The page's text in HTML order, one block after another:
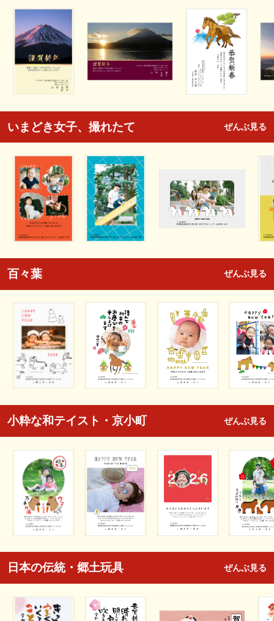
いまどき女子、撮れたて ぜんぶ見る
百々葉 ぜんぶ見る
小粋な和テイスト・京小町 ぜんぶ見る
日本の伝統・郷土玩具 ぜんぶ見る